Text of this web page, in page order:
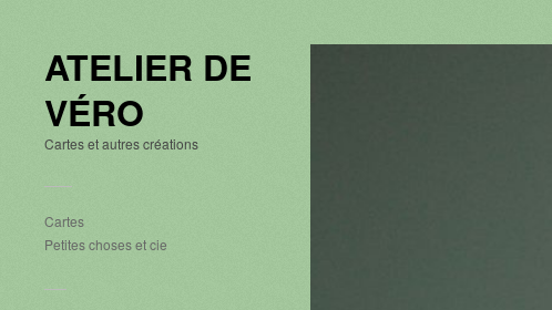
ATELIER DE
VÉRO
Cartes et autres créations
Cartes
Petites choses et cie